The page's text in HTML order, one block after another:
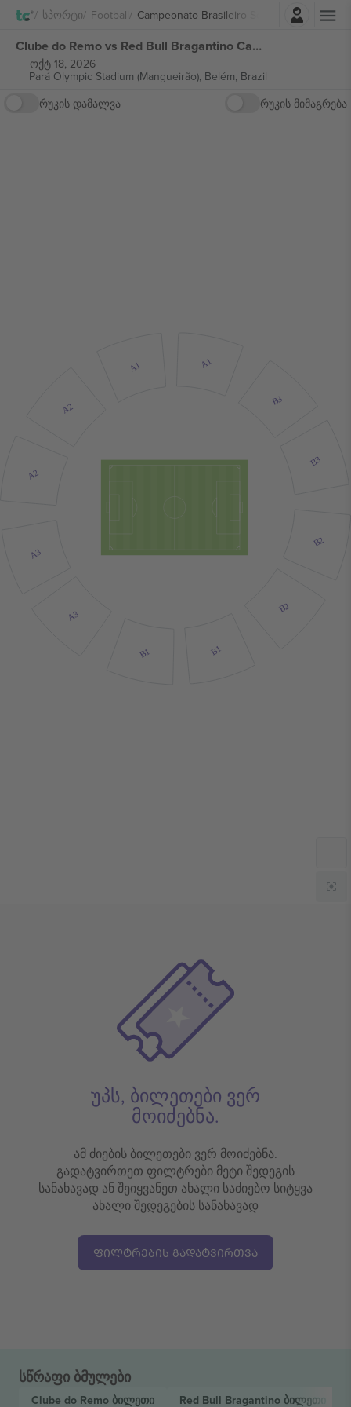
Სპორტი Football Campeonato Brasileiro Série A
შესვლა
Clube do Remo vs Red Bull Bragantino Campeonato Brasileiro Série A ბილეთი
ოქტ 18, 2026
Pará Olympic Stadium (Mangueirão), Belém, Brazil
რუკის დამალვა
რუკის მიმაგრება
A1
A1
A2
A2
A3
A3
B1 B1
B2
B2
B3
B3
უპს, ბილეთები ვერ
მოიძებნა.
ამ ძიების ბილეთები ვერ მოიძებნა.
გადატვირთეთ ფილტრები მეტი შედეგის
სანახავად ან შეიყვანეთ ახალი საძიებო სიტყვა
ახალი შედეგების სანახავად
ᲤᲘᲚᲢᲠᲔᲑᲘᲡ ᲒᲐᲓᲐᲢᲕᲘᲠᲗᲕᲐ
სწრაფი ბმულები
Clube do Remo ბილეთი Red Bull Bragantino ბილეთი